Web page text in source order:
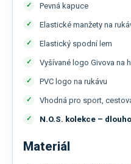
Pevná kapuce
Elastické manžety na
Elastický spodní lem
Vyšívané logo Givova na
PVC logo na rukávu
Vhodná pro sport,
N.O.S. kolekce –
Materiál